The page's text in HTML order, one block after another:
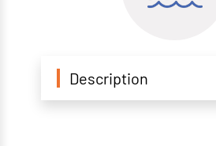
Description